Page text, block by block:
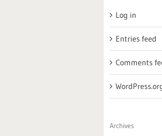
Log in
Entries feed
Comments
Archives